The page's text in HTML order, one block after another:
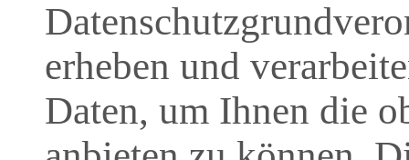
erheben und
Daten, um Ihnen die